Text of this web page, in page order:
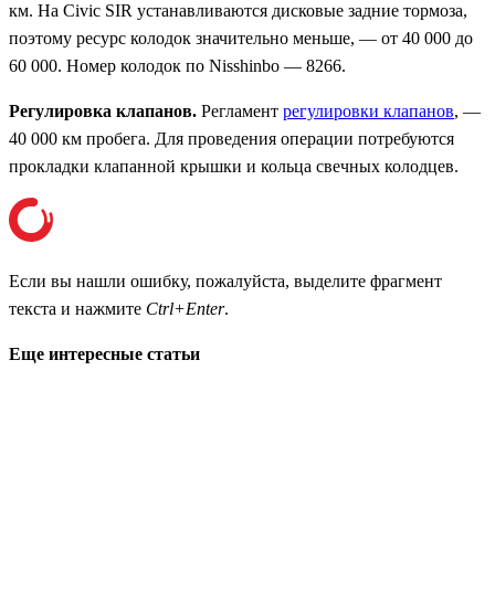
км. На Civic SIR устанавливаются дисковые задние тормоза,
поэтому ресурс колодок значительно меньше, — от 40 000 до
60 000. Номер колодок по Nisshinbo — 8266.
Регулировка клапанов. Регламент регулировки клапанов, —
40 000 км пробега. Для проведения операции потребуются
прокладки клапанной крышки и кольца свечных колодцев.
Если вы нашли ошибку, пожалуйста, выделите фрагмент
текста и нажмите Ctrl+Enter.
Еще интересные статьи